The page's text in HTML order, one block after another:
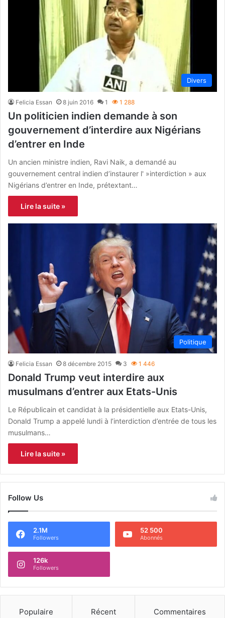
Divers
Felicia Essan 8 juin 2016 1 1 288
Un politicien indien demande à son
gouvernement d’interdire aux Nigérians
d’entrer en Inde
Un ancien ministre indien, Ravi Naik, a demandé au
gouvernement central indien d’instaurer l' »interdiction » aux
Nigérians d’entrer en Inde, prétextant…
Lire la suite »
Politique
Felicia Essan 8 décembre 2015 3 1 446
Donald Trump veut interdire aux
musulmans d’entrer aux Etats-Unis
Le Républicain et candidat à la présidentielle aux Etats-Unis,
Donald Trump a appelé lundi à l’interdiction d’entrée de tous les
musulmans…
Lire la suite »
Follow Us
2.1M
Followers
52 500
Abonnés
126k
Followers
Populaire Récent Commentaires